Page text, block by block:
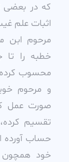
که در بعضى
اثبات علم
مرحوم ابن
خطبه را تا
محسوب کرده
و مرحوم
صورت عمل
تقسيم
حساب آورده
خود